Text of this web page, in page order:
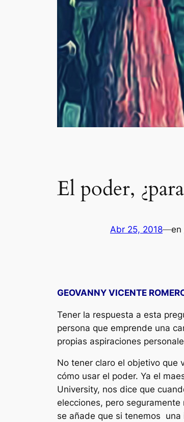
El poder,
Abr 25, 2018—en
GEOVANNY VICENTE
Tener la respuesta a esta
persona que emprende una
propias aspiraciones
No tener claro el objetivo que
cómo usar el poder. Ya el
University, nos dice que
elecciones, pero
se añade que si tenemos